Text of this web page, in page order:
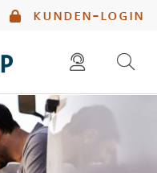
kunden-login
kontakt
service
website durchsuchen
berater finden